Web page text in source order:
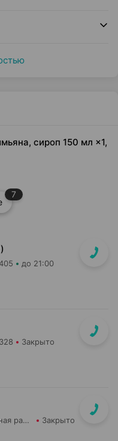
сироп 150 мл ×1,
7
до 21:00
Закрыто
Витебское РУП Фармация Центральная районная аптека №16 Закрыто